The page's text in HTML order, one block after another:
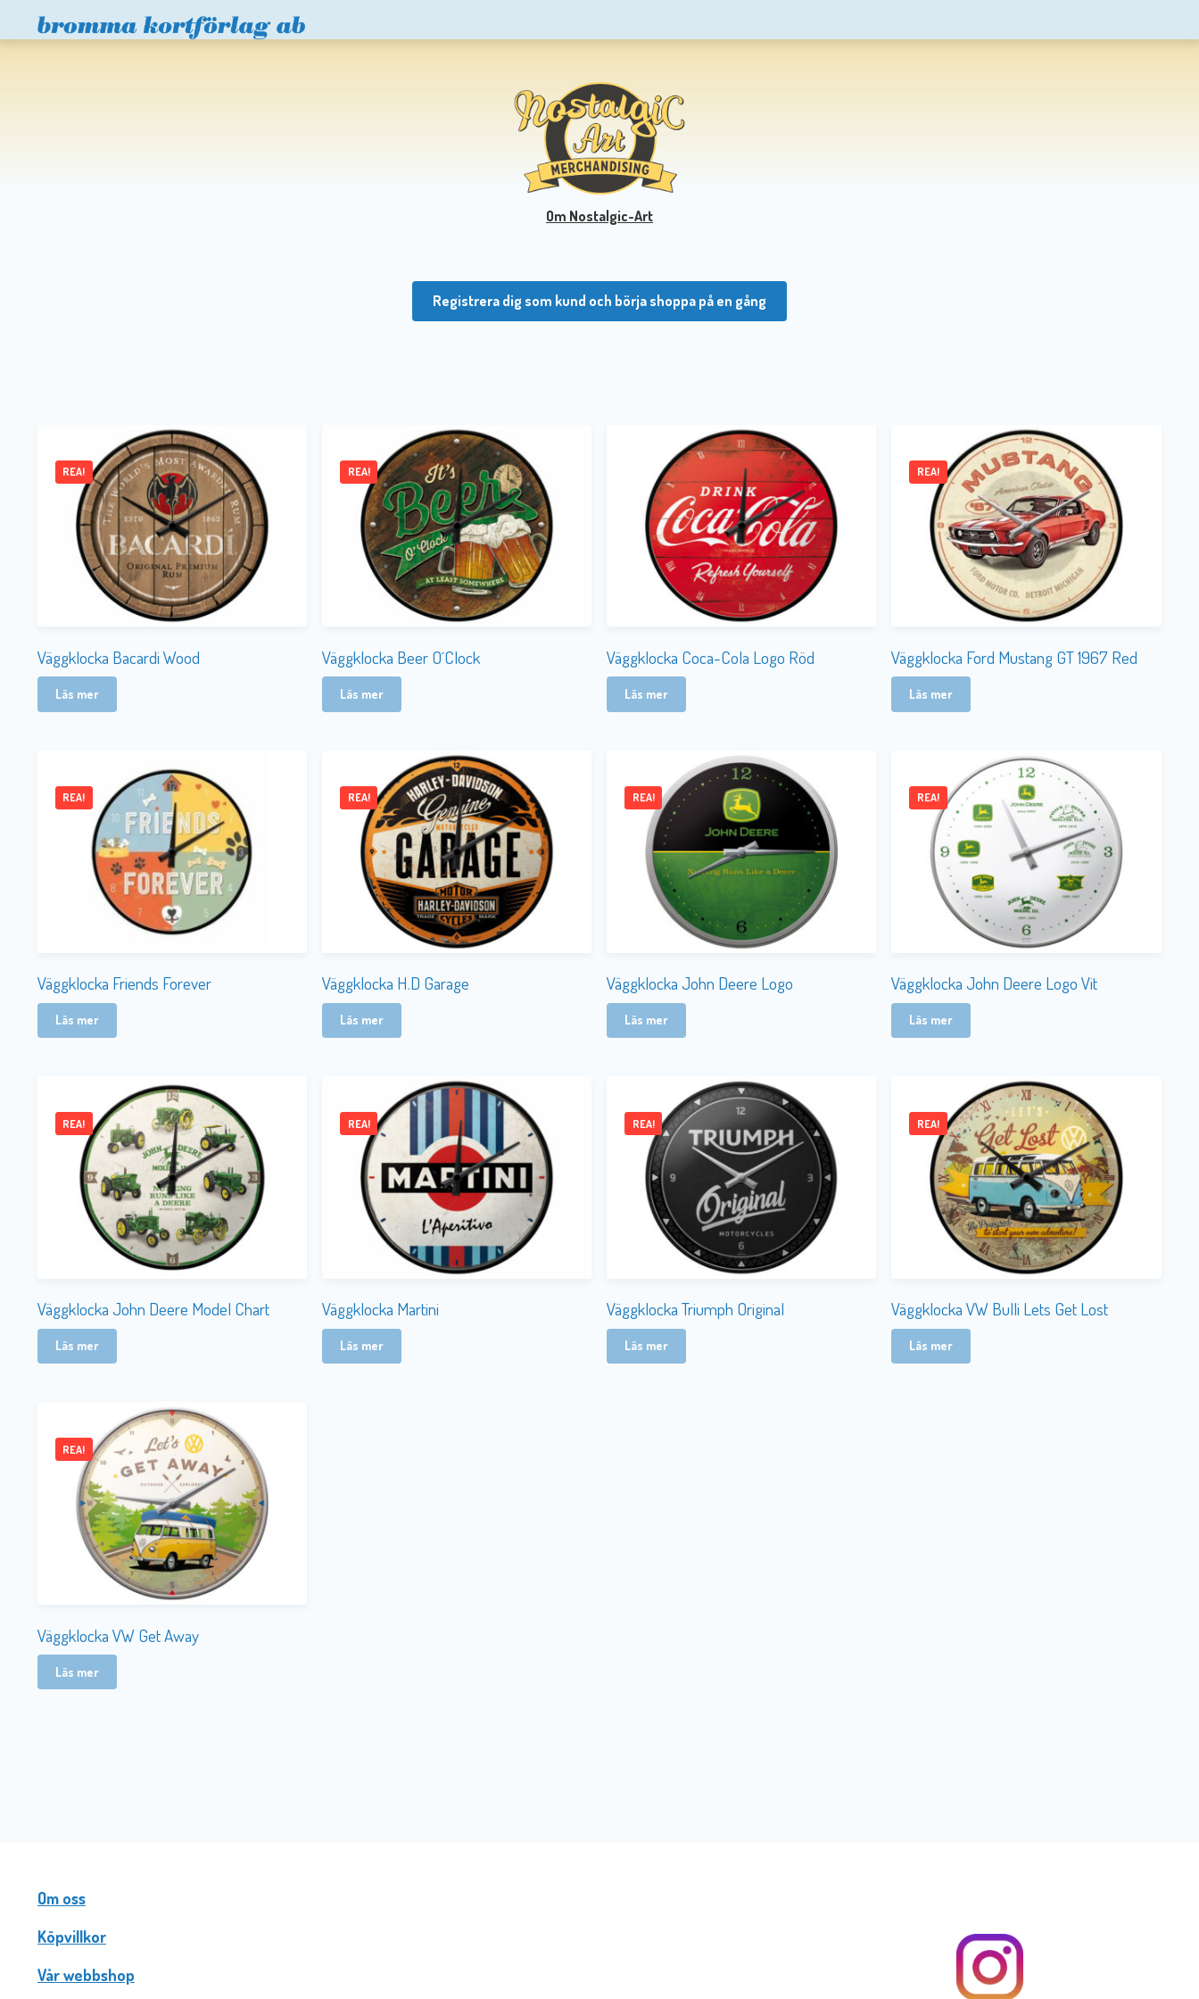
Om Nostalgic-Art
Registrera dig som kund och börja shoppa på en gång
Väggklocka Bacardi Wood
REA!
Läs mer
Väggklocka Beer O´Clock
REA!
Läs mer
Väggklocka Coca-Cola Logo Röd
Läs mer
Väggklocka Ford Mustang GT 1967 Red
REA!
Läs mer
Väggklocka Friends Forever
REA!
Läs mer
Väggklocka H.D Garage
REA!
Läs mer
Väggklocka John Deere Logo
REA!
Läs mer
Väggklocka John Deere Logo Vit
REA!
Läs mer
Väggklocka John Deere Model Chart
REA!
Läs mer
Väggklocka Martini
REA!
Läs mer
Väggklocka Triumph Original
REA!
Läs mer
Väggklocka VW Bulli Lets Get Lost
REA!
Läs mer
Väggklocka VW Get Away
REA!
Läs mer
Om oss
Köpvillkor
Vår webbshop